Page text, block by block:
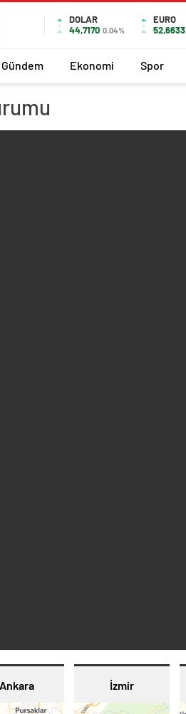
DOLAR
44,7170 0.04%
EURO
52,6633
Gündem Ekonomi Spor
Ankara İzmir